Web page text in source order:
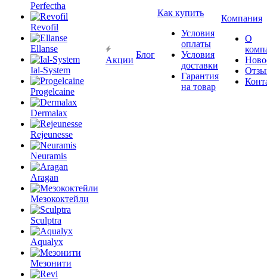
Perfectha
Revofil
Ellanse
Ial-System
Progelcaine
Dermalax
Rejeunesse
Neuramis
Aragan
Мезококтейли
Sculptra
Aqualyx
Мезонити
Акции
Блог
Как купить
Условия
оплаты
Условия
доставки
Гарантия
на товар
Компания
О